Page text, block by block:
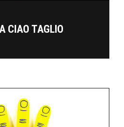
CIAO TAGLIO